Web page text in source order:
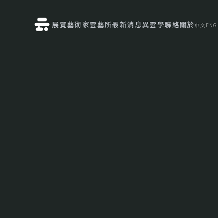
展覽藝術家雲藝所最新消息異雲學聯絡關於中文